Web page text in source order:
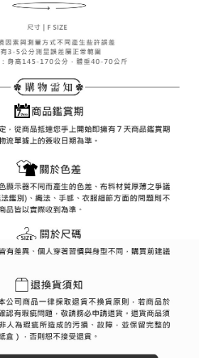
；若仍有額度不足之情形，本公司將視審查結果
或使用他人資訊註冊。若發現惡意使用之情形，